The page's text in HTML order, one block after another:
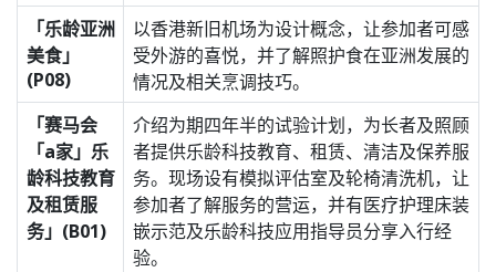
「乐龄亚洲
美食」
(P08)
以香港新旧机场为设计概念，让参加者可感
受外游的喜悦，并了解照护食在亚洲发展的
情况及相关烹调技巧。
「赛马会
「a家」乐
龄科技教育
及租赁服
务」(B01)
介绍为期四年半的试验计划，为长者及照顾
者提供乐龄科技教育、租赁、清洁及保养服
务。现场设有模拟评估室及轮椅清洗机，让
参加者了解服务的营运，并有医疗护理床装
嵌示范及乐龄科技应用指导员分享入行经
验。